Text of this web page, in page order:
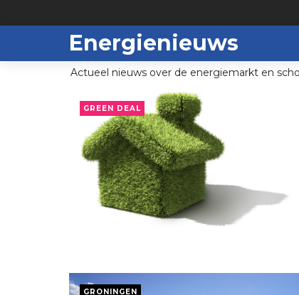
Energienieuws
Actueel nieuws over de energiemarkt en
GREEN DEAL
GRONINGEN